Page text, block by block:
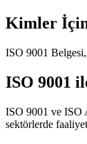
Kimler
ISO 9001
ISO 9001
ISO 9001 ve ISO
sektörlerde